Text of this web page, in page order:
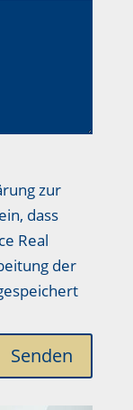
zur
dass
Real
der
Senden